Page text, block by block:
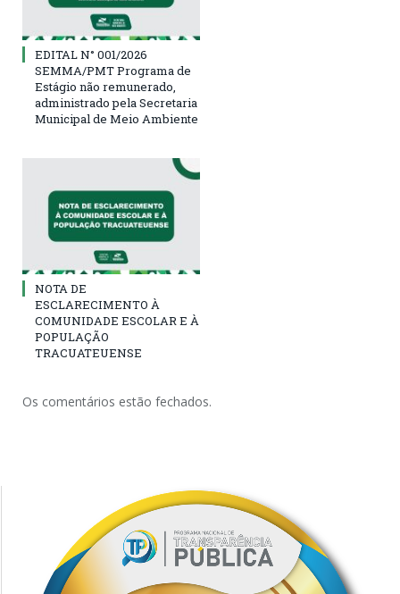
EDITAL N° 001/2026
SEMMA/PMT Programa de
Estágio não remunerado,
administrado pela Secretaria
Municipal de Meio Ambiente
NOTA DE
ESCLARECIMENTO À
COMUNIDADE ESCOLAR E À
POPULAÇÃO
TRACUATEUENSE
Os comentários estão fechados.